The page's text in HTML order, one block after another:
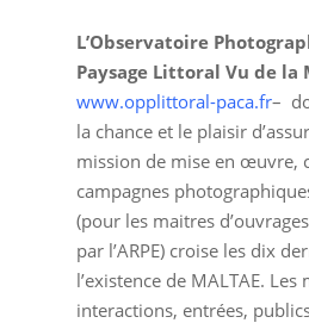
L’Observatoire
Paysage Littoral Vu de la
www.opplittoral-paca.fr–
la chance et le plaisir
mission de mise en œuvre,
campagnes
(pour les maitres
par l’ARPE) croise les dix
l’existence de MALTAE.
interactions, entrées,